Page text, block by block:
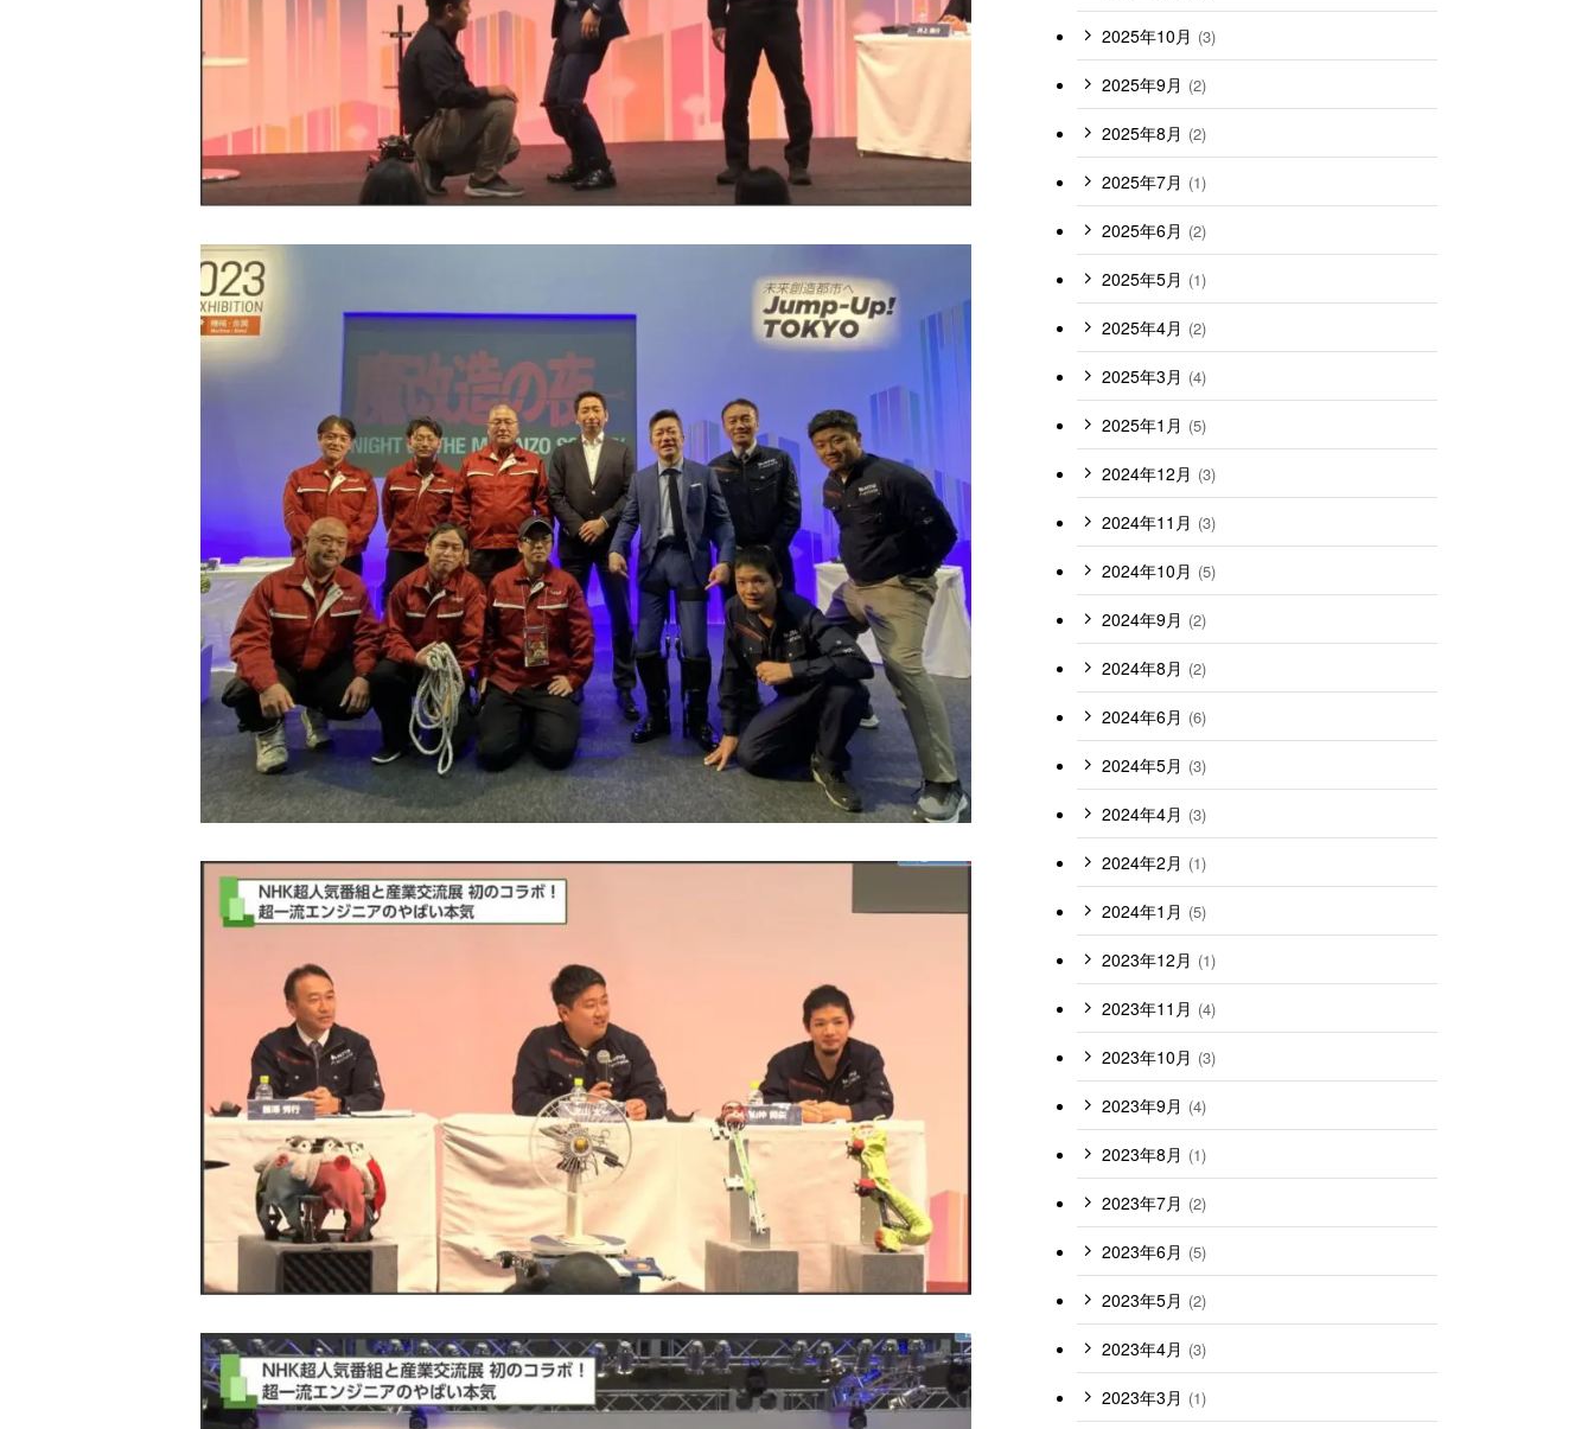
2025年10月 (3)
2025年9月 (2)
2025年8月 (2)
2025年7月 (1)
2025年6月 (2)
2025年5月 (1)
2025年4月 (2)
2025年3月 (4)
2025年1月 (5)
2024年12月 (3)
2024年11月 (3)
2024年10月 (5)
2024年9月 (2)
2024年8月 (2)
2024年6月 (6)
2024年5月 (3)
2024年4月 (3)
2024年2月 (1)
2024年1月 (5)
2023年12月 (1)
2023年11月 (4)
2023年10月 (3)
2023年9月 (4)
2023年8月 (1)
2023年7月 (2)
2023年6月 (5)
2023年5月 (2)
2023年4月 (3)
2023年3月 (1)